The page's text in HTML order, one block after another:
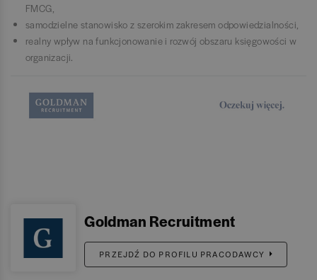
FMCG,
samodzielne stanowisko z szerokim zakresem odpowiedzialności,
realny wpływ na funkcjonowanie i rozwój obszaru księgowości w
organizacji.
Goldman Recruitment
PRZEJDŹ DO PROFILU PRACODAWCY